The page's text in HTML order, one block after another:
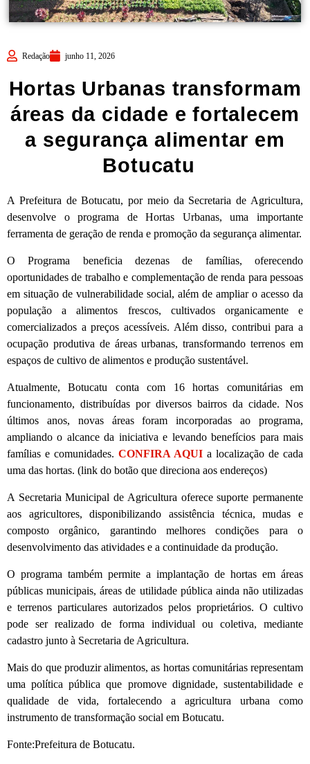
Redação junho 11, 2026
Hortas Urbanas transformam
áreas da cidade e fortalecem
a segurança alimentar em
Botucatu
A Prefeitura de Botucatu, por meio da Secretaria de Agricultura,
desenvolve o programa de Hortas Urbanas, uma importante
ferramenta de geração de renda e promoção da segurança alimentar.
O Programa beneficia dezenas de famílias, oferecendo
oportunidades de trabalho e complementação de renda para pessoas
em situação de vulnerabilidade social, além de ampliar o acesso da
população a alimentos frescos, cultivados organicamente e
comercializados a preços acessíveis. Além disso, contribui para a
ocupação produtiva de áreas urbanas, transformando terrenos em
espaços de cultivo de alimentos e produção sustentável.
Atualmente, Botucatu conta com 16 hortas comunitárias em
funcionamento, distribuídas por diversos bairros da cidade. Nos
últimos anos, novas áreas foram incorporadas ao programa,
ampliando o alcance da iniciativa e levando benefícios para mais
famílias e comunidades. CONFIRA AQUI a localização de cada
uma das hortas. (link do botão que direciona aos endereços)
A Secretaria Municipal de Agricultura oferece suporte permanente
aos agricultores, disponibilizando assistência técnica, mudas e
composto orgânico, garantindo melhores condições para o
desenvolvimento das atividades e a continuidade da produção.
O programa também permite a implantação de hortas em áreas
públicas municipais, áreas de utilidade pública ainda não utilizadas
e terrenos particulares autorizados pelos proprietários. O cultivo
pode ser realizado de forma individual ou coletiva, mediante
cadastro junto à Secretaria de Agricultura.
Mais do que produzir alimentos, as hortas comunitárias representam
uma política pública que promove dignidade, sustentabilidade e
qualidade de vida, fortalecendo a agricultura urbana como
instrumento de transformação social em Botucatu.
Fonte:Prefeitura de Botucatu.